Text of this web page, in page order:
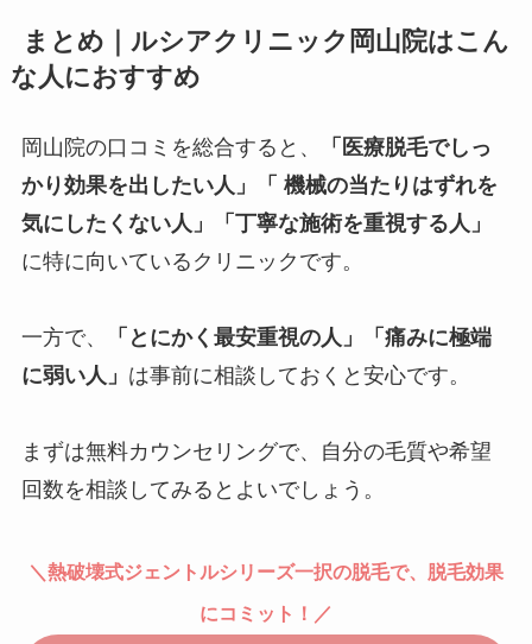
まとめ｜ルシアクリニック岡山院はこん
な人におすすめ
岡山院の口コミを総合すると、
「医療脱毛でしっ
かり効果を出したい人」「 機械の当たりはずれを
気にしたくない人」「丁寧な施術を重視する人」
に特に向いているクリニックです。
一方で、
「とにかく最安重視の人」「痛みに極端
に弱い人」 は事前に相談しておくと安心です。
まずは無料カウンセリングで、自分の毛質や希望
回数を相談してみるとよいでしょう。
＼ 熱破壊式ジェントルシリーズ一択の脱毛で、脱毛効果
にコミット！ ／